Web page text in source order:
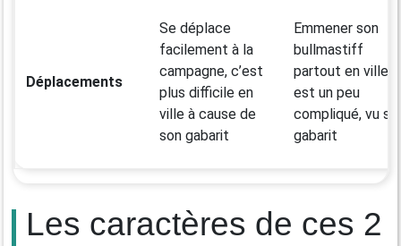
Déplacements
Se déplace
facilement à la
campagne, c’est
plus difficile en
ville à cause de
son gabarit
Emmener son
bullmastiff
partout en ville
est un peu
compliqué, vu
gabarit
Les caractères de ces 2